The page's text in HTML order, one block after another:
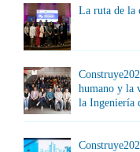
La ruta de la
humano y la
la Ingeniería